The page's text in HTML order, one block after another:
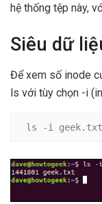
hệ thống tệp này,
Siêu dữ
Để xem số inode
ls với tùy chọn -i
ls -i geek.txt